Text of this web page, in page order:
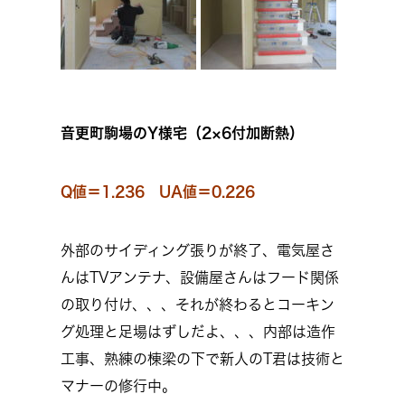
音更町駒場のY様宅（2×6付加断熱）
Q値＝1.236 UA値＝0.226
外部のサイディング張りが終了、電気屋さ
んはTVアンテナ、設備屋さんはフード関係
の取り付け、、、それが終わるとコーキン
グ処理と足場はずしだよ、、、内部は造作
工事、熟練の棟梁の下で新人のT君は技術と
マナーの修行中。